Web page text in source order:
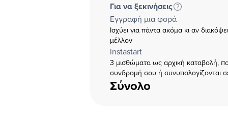
Για να ξεκινήσεις
Εγγραφή μια φορά
Ισχύει για πάντα ακόμα κι αν
μέλλον
instastart
3 μισθώματα ως αρχική καταβολή,
συνδρομή σου ή συνυπολογίζονται
Σύνολο